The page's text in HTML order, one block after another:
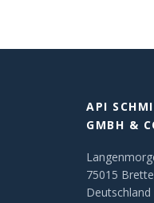
API
GMBH &
75015
Deutschland